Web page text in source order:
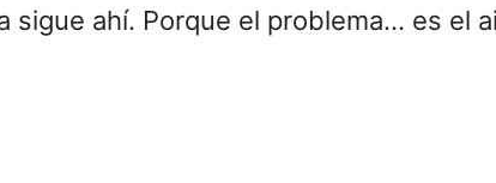
sigue ahí. Porque el problema… es el